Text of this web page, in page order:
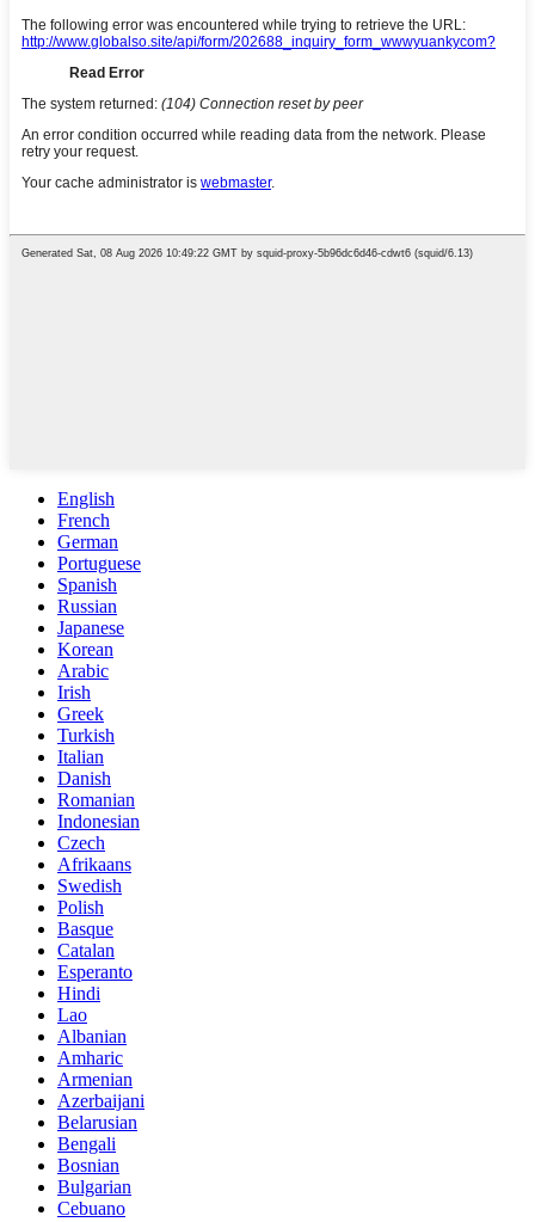
English
French
German
Portuguese
Spanish
Russian
Japanese
Korean
Arabic
Irish
Greek
Turkish
Italian
Danish
Romanian
Indonesian
Czech
Afrikaans
Swedish
Polish
Basque
Catalan
Esperanto
Hindi
Lao
Albanian
Amharic
Armenian
Azerbaijani
Belarusian
Bengali
Bosnian
Bulgarian
Cebuano